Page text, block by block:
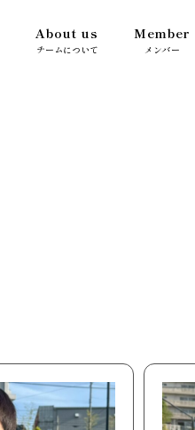
チームについて
About us
メンバー
Member